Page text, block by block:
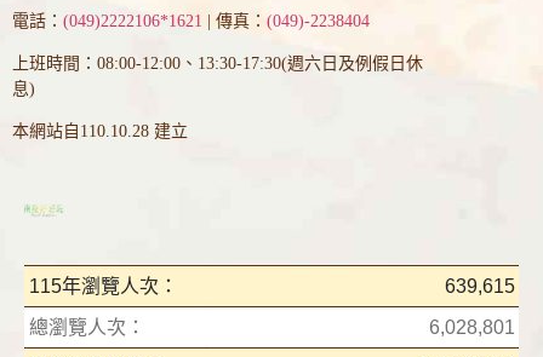
電話： (049)2222106*1621 | 傳真： (049)-2238404
上班時間：08:00-12:00、13:30-17:30(週六日及例假日休
息)
本網站自110.10.28 建立
115年瀏覽人次：
639,615
總瀏覽人次：
6,028,801